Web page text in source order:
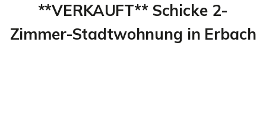
**VERKAUFT** Schicke 2-
Zimmer-Stadtwohnung in Erbach